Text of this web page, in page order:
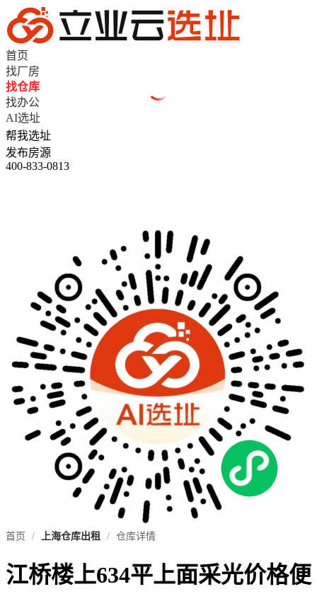
首页
找厂房
找仓库
找办公
AI选址
帮我选址
发布房源
400-833-0813
首页 / 上海仓库出租 / 仓库详情
江桥楼上634平上面采光价格便